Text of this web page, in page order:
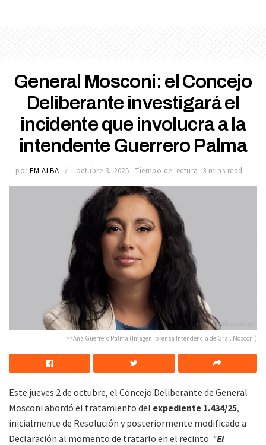
General Mosconi: el Concejo
Deliberante investigará el
incidente que involucra a la
intendente Guerrero Palma
por FM ALBA octubre 3, 2025 Tiempo de lectura: 3 mins read
>>Ana Guerrero Palma (Imagen: prensa Intendencia de Gral. Mosconi)
Este jueves 2 de octubre, el Concejo Deliberante de General
Mosconi abordó el tratamiento del expediente 1.434/25,
inicialmente de Resolución y posteriormente modificado a
Declaración al momento de tratarlo en el recinto. “El